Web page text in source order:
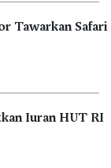
Tawarkan Safari
Iuran HUT RI